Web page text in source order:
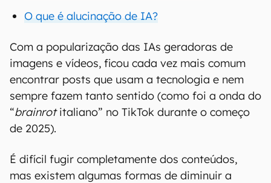
O que é alucinação de IA?
Com a popularização das IAs geradoras de
imagens e vídeos, ficou cada vez mais comum
encontrar posts que usam a tecnologia e nem
sempre fazem tanto sentido (como foi a onda do
“brainrotitaliano” no TikTok durante o começo
de 2025).
É difícil fugir completamente dos conteúdos,
mas existem algumas formas de diminuir a